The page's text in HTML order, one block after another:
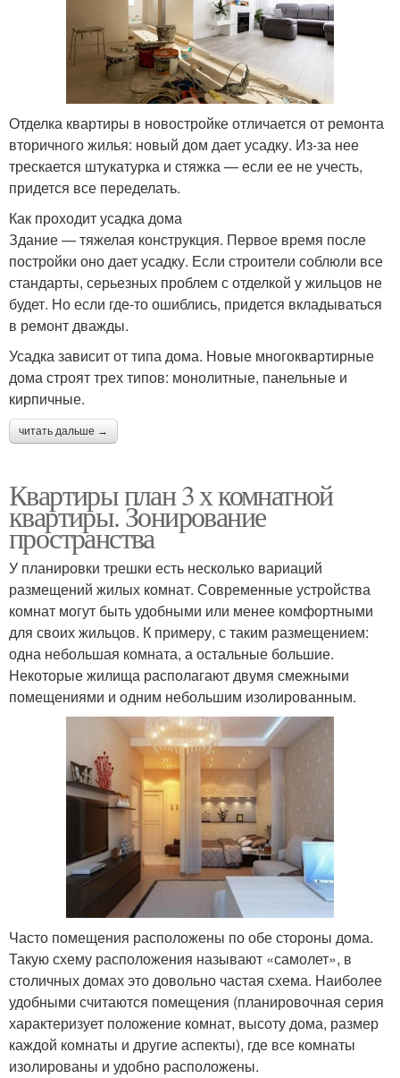
Отделка квартиры в новостройке отличается от ремонта
вторичного жилья: новый дом дает усадку. Из-за нее
трескается штукатурка и стяжка — если ее не учесть,
придется все переделать.
Как проходит усадка дома
Здание — тяжелая конструкция. Первое время после
постройки оно дает усадку. Если строители соблюли все
стандарты, серьезных проблем с отделкой у жильцов не
будет. Но если где-то ошиблись, придется вкладываться
в ремонт дважды.
Усадка зависит от типа дома. Новые многоквартирные
дома строят трех типов: монолитные, панельные и
кирпичные.
читать дальше →
Квартиры план 3 х комнатной
квартиры. Зонирование
пространства
У планировки трешки есть несколько вариаций
размещений жилых комнат. Современные устройства
комнат могут быть удобными или менее комфортными
для своих жильцов. К примеру, с таким размещением:
одна небольшая комната, а остальные большие.
Некоторые жилища располагают двумя смежными
помещениями и одним небольшим изолированным.
Часто помещения расположены по обе стороны дома.
Такую схему расположения называют «самолет», в
столичных домах это довольно частая схема. Наиболее
удобными считаются помещения (планировочная серия
характеризует положение комнат, высоту дома, размер
каждой комнаты и другие аспекты), где все комнаты
изолированы и удобно расположены.